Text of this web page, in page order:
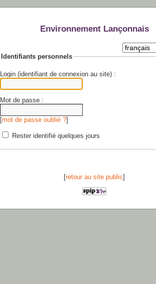
Environnement Lançonnais
Identifiants personnels
Login (identifiant de connexion au site) :
Mot de passe :
[mot de passe oublié ?]
Rester identifié quelques jours
[retour au site public]